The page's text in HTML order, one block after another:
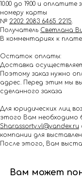
10.00 до 19.00 и оплатите
номеру карты
№ 2202 2083 6465 2215.
Получатель Светлана
В комментариях к
Остаток оплаты:
Доставка
Поэтому заказ нужно
адрес. Перед этим мы
сделанного заказа
Для юридических лиц
этого Вам необходимо
Shar.assorty.vl@yandex.ru
компании для
После этого, Вам
Вам может